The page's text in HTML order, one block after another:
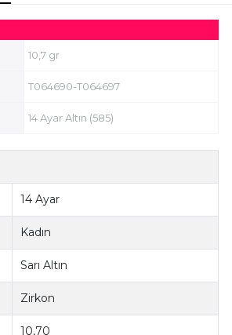
10,7 gr
T064690-T064697
14 Ayar Altın (585)
14 Ayar
Kadın
Sarı Altın
Zirkon
10,70